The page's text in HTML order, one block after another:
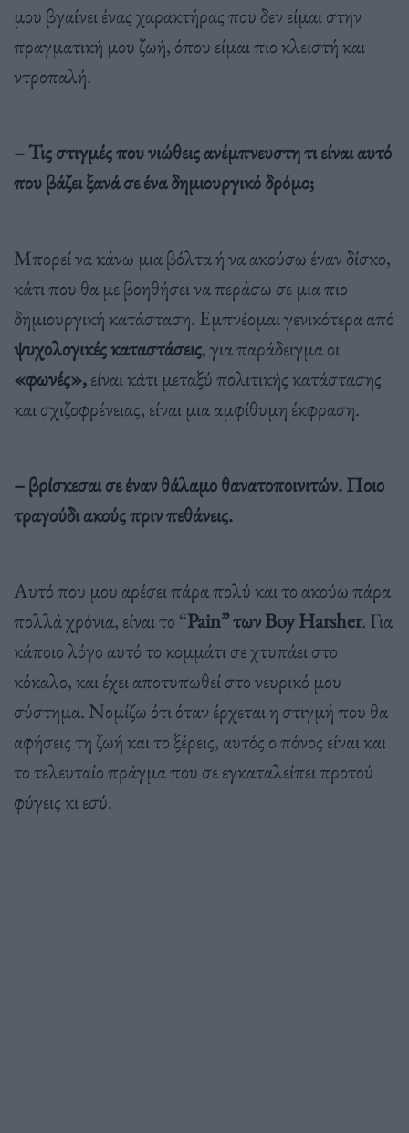
μου βγαίνει ένας χαρακτήρας που δεν είμαι στην
πραγματική μου ζωή, όπου είμαι πιο κλειστή και
ντροπαλή.
– Τις στιγμές που νιώθεις ανέμπνευστη τι είναι αυτό
που βάζει ξανά σε ένα δημιουργικό δρόμο;
Μπορεί να κάνω μια βόλτα ή να ακούσω έναν δίσκο,
κάτι που θα με βοηθήσει να περάσω σε μια πιο
δημιουργική κατάσταση. Εμπνέομαι γενικότερα από
ψυχολογικές καταστάσεις, για παράδειγμα οι
«φωνές»,είναι κάτι μεταξύ πολιτικής κατάστασης
και σχιζοφρένειας, είναι μια αμφίθυμη έκφραση.
– βρίσκεσαι σε έναν θάλαμο θανατοποινιτών. Ποιο
τραγούδι ακούς πριν πεθάνεις.
Αυτό που μου αρέσει πάρα πολύ και το ακούω πάρα
πολλά χρόνια, είναι το “Pain” των Boy Harsher. Για
κάποιο λόγο αυτό το κομμάτι σε χτυπάει στο
κόκαλο, και έχει αποτυπωθεί στο νευρικό μου
σύστημα. Νομίζω ότι όταν έρχεται η στιγμή που θα
αφήσεις τη ζωή και το ξέρεις, αυτός ο πόνος είναι και
το τελευταίο πράγμα που σε εγκαταλείπει προτού
φύγεις κι εσύ.